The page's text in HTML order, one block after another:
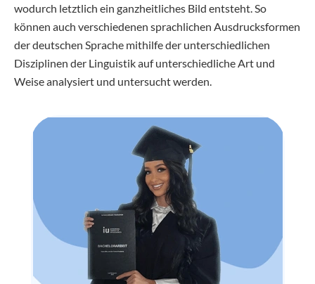
wodurch letztlich ein ganzheitliches Bild entsteht. So
können auch verschiedenen sprachlichen Ausdrucksformen
der deutschen Sprache mithilfe der unterschiedlichen
Disziplinen der Linguistik auf unterschiedliche Art und
Weise analysiert und untersucht werden.